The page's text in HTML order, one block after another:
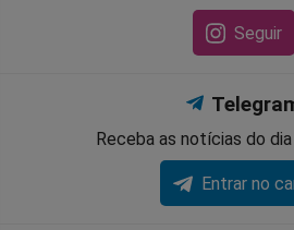
Seguir
Receba as notícias do
Entrar no